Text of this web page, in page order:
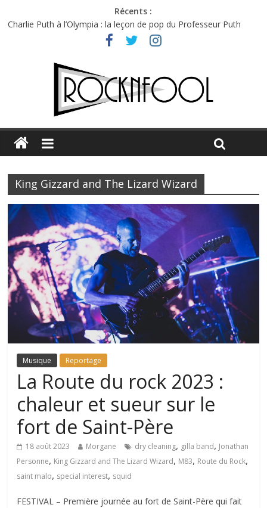
Récents :
Charlie Puth à l’Olympia : la leçon de pop du Professeur Puth
Festival Triptyque : un nouveau festival de musique indépendant
Hellfest 2026 vendredi : température et émotions en hausse
Hellfest 2026 jeudi : impossible de choisir entre chaleur et bonne
Première édition du Midgard Festival : entre bière, métal et
King Gizzard and The Lizard Wizard
Musique Reportage
La Route du rock 2023 :
chaleur et sueur sur le
fort de Saint-Père
18 août 2023 Morgane dry cleaning, gilla band, Jonathan
Personne, King Gizzard and The Lizard Wizard, M83, Route du Rock,
saint malo, special interest, squid
FESTIVAL – Première journée au fort de Saint-Père qui fait